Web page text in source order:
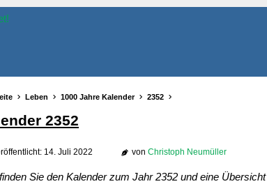
Leben 1000 Jahre Kalender 2352
2352
14. Juli 2022 von Christoph Neumüller
Sie den Kalender zum Jahr 2352 und eine